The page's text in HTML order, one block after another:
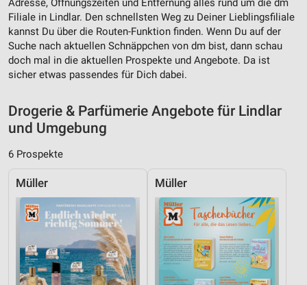
Adresse, Öffnungszeiten und Entfernung alles rund um die dm
Filiale in Lindlar. Den schnellsten Weg zu Deiner Lieblingsfiliale
kannst Du über die Routen-Funktion finden. Wenn Du auf der
Suche nach aktuellen Schnäppchen von dm bist, dann schau
doch mal in die aktuellen Prospekte und Angebote. Da ist
sicher etwas passendes für Dich dabei.
Drogerie & Parfümerie Angebote für Lindlar
und Umgebung
6 Prospekte
Müller Müller
personalisierter Werbung
Erstellung von Profilen zur Personalisierung
von Inhalten
Verwendung von Profilen zur Auswahl
Messung der Werbeleistung
Messung der Performance von Inhalten
Analyse von Zielgruppen durch Statistiken oder
Kombinationen von Daten aus verschiedenen
Quellen
Entwicklung und Verbesserung der Angebote
Verwendung reduzierter Daten zur Auswahl von
Inhalten